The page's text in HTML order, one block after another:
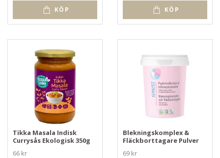
KÖP KÖP
Tikka Masala Indisk
Currysås Ekologisk 350g
66 kr
Blekningskomplex &
Fläckborttagare Pulver
69 kr